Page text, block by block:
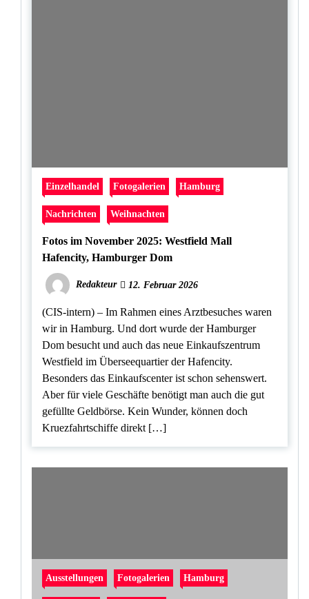
Einzelhandel Fotogalerien Hamburg
Nachrichten Weihnachten
Fotos im November 2025: Westfield Mall
Hafencity, Hamburger Dom
Redakteur 12. Februar 2026
(CIS-intern) – Im Rahmen eines Arztbesuches waren
wir in Hamburg. Und dort wurde der Hamburger
Dom besucht und auch das neue Einkaufszentrum
Westfield im Überseequartier der Hafencity.
Besonders das Einkaufscenter ist schon sehenswert.
Aber für viele Geschäfte benötigt man auch die gut
gefüllte Geldbörse. Kein Wunder, können doch
Kruezfahrtschiffe direkt […]
Ausstellungen Fotogalerien Hamburg